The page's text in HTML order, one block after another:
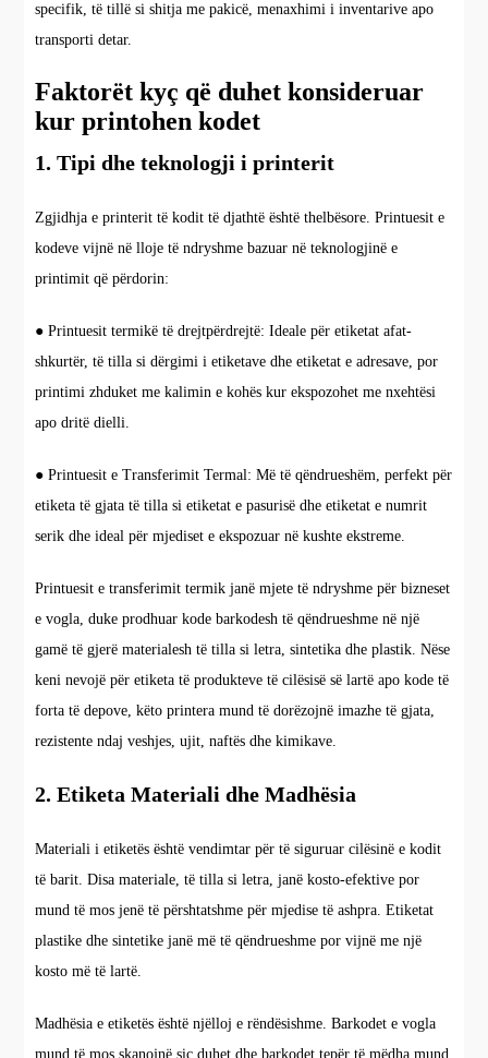
specifik, të tillë si shitja me pakicë, menaxhimi i inventarive apo
transporti detar.
Faktorët kyç që duhet konsideruar
kur printohen kodet
1. Tipi dhe teknologji i printerit
Zgjidhja e printerit të kodit të djathtë është thelbësore. Printuesit e
kodeve vijnë në lloje të ndryshme bazuar në teknologjinë e
printimit që përdorin:
● Printuesit termikë të drejtpërdrejtë: Ideale për etiketat afat-
shkurtër, të tilla si dërgimi i etiketave dhe etiketat e adresave, por
printimi zhduket me kalimin e kohës kur ekspozohet me nxehtësi
apo dritë dielli.
● Printuesit e Transferimit Termal: Më të qëndrueshëm, perfekt për
etiketa të gjata të tilla si etiketat e pasurisë dhe etiketat e numrit
serik dhe ideal për mjediset e ekspozuar në kushte ekstreme.
Printuesit e transferimit termik janë mjete të ndryshme për bizneset
e vogla, duke prodhuar kode barkodesh të qëndrueshme në një
gamë të gjerë materialesh të tilla si letra, sintetika dhe plastik. Nëse
keni nevojë për etiketa të produkteve të cilësisë së lartë apo kode të
forta të depove, këto printera mund të dorëzojnë imazhe të gjata,
rezistente ndaj veshjes, ujit, naftës dhe kimikave.
2. Etiketa Materiali dhe Madhësia
Materiali i etiketës është vendimtar për të siguruar cilësinë e kodit
të barit. Disa materiale, të tilla si letra, janë kosto-efektive por
mund të mos jenë të përshtatshme për mjedise të ashpra. Etiketat
plastike dhe sintetike janë më të qëndrueshme por vijnë me një
kosto më të lartë.
Madhësia e etiketës është njëlloj e rëndësishme. Barkodet e vogla
mund të mos skanojnë siç duhet dhe barkodet tepër të mëdha mund